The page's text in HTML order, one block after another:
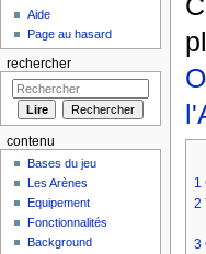
1
2
3
Aide
Page au hasard
rechercher
contenu
Bases du jeu
Les Arènes
Equipement
Fonctionnalités
Background